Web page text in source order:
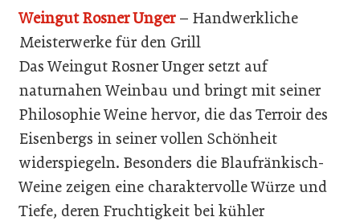
Weingut Rosner Unger– Handwerkliche
Meisterwerke für den Grill
Das Weingut Rosner Unger setzt auf
naturnahen Weinbau und bringt mit seiner
Philosophie Weine hervor, die das Terroir des
Eisenbergs in seiner vollen Schönheit
widerspiegeln. Besonders die Blaufränkisch-
Weine zeigen eine charaktervolle Würze und
Tiefe, deren Fruchtigkeit bei kühler